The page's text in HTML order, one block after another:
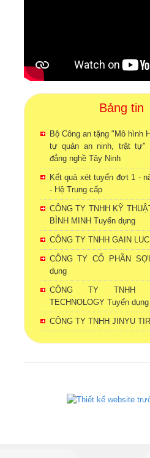
Bảng tin
Bộ Công an tặng "Mô hình
tự quản an ninh, trật tự"
đẳng nghề Tây Ninh
Kết quả xét tuyển đợt 1 -
- Hệ Trung cấp
CÔNG TY TNHH KỸ
BÌNH MINH Tuyển dụng
CÔNG TY TNHH GAIN
CÔNG TY CỔ PHẦN
dụng
CÔNG TY TNHH
TECHNOLOGY Tuyển dụng
CÔNG TY TNHH JINYU